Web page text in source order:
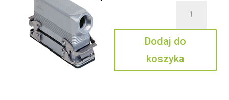
JCNZ
16
IO
Dodaj do
koszyka